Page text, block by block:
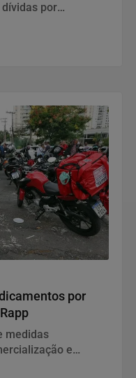
por
por
medidas
e